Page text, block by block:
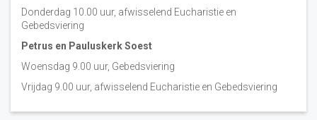
Donderdag 10.00 uur, afwisselend Eucharistie en
Gebedsviering
Petrus en Pauluskerk Soest
Woensdag 9.00 uur, Gebedsviering
Vrijdag 9.00 uur, afwisselend Eucharistie en Gebedsviering